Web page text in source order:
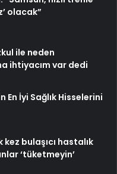
olacak”
ile neden
ihtiyacım var dedi
En İyi Sağlık Hisselerini
kez bulaşıcı hastalık
‘tüketmeyin’